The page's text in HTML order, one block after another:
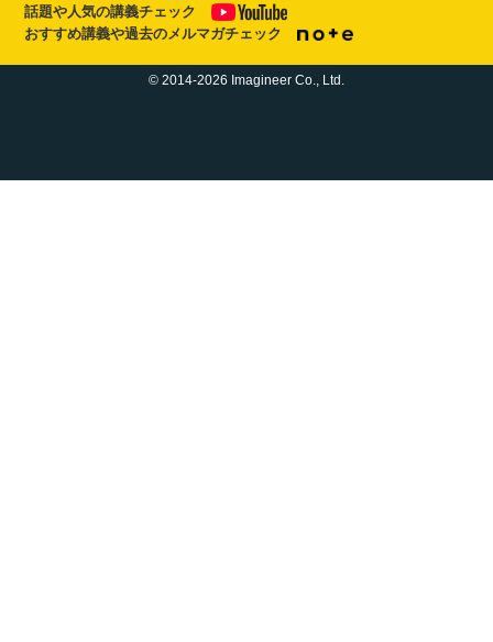
話題や人気の講義チェック
おすすめ講義や過去のメルマガチェック
© 2014-2026 Imagineer Co., Ltd.